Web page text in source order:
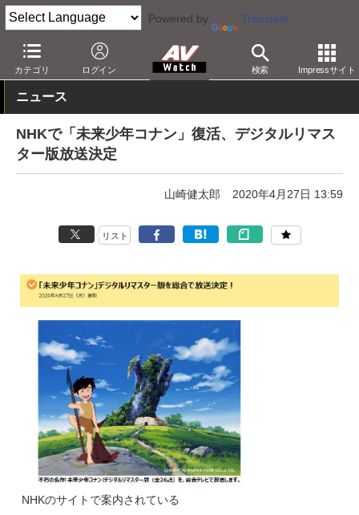
Powered by Translate
カテゴリ ログイン 検索 Impressサイト
AV Watch コンテンツ・サービス 放送 その他
ニュース
NHKで「未来少年コナン」復活、デジタルリマス
ター版放送決定
山崎健太郎 2020年4月27日 13:59
リスト
NHKのサイトで案内されている